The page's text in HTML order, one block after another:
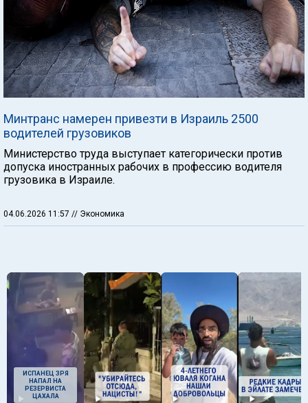
Минтранс намерен привезти в Израиль 2500
водителей грузовиков
Министерство труда выступает категорически против
допуска иностранных рабочих в профессию водителя
грузовика в Израиле.
04.06.2026 11:57 // Экономика
ИСПАНЕЦ ЗРЯ
НАПАЛ НА
РЕЗЕРВИСТА
ЦАХАЛА